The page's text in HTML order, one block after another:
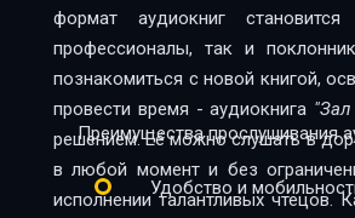
Зал поющих кариатид #18
формат аудиокниг
профессионалы, так и поклонники
познакомиться с новой книгой,
провести время - аудиокнига
решением. Её можно слушать в
в любой момент и без
исполнении талантливых чтецов.
Преимущества прослушивания
Удобство и